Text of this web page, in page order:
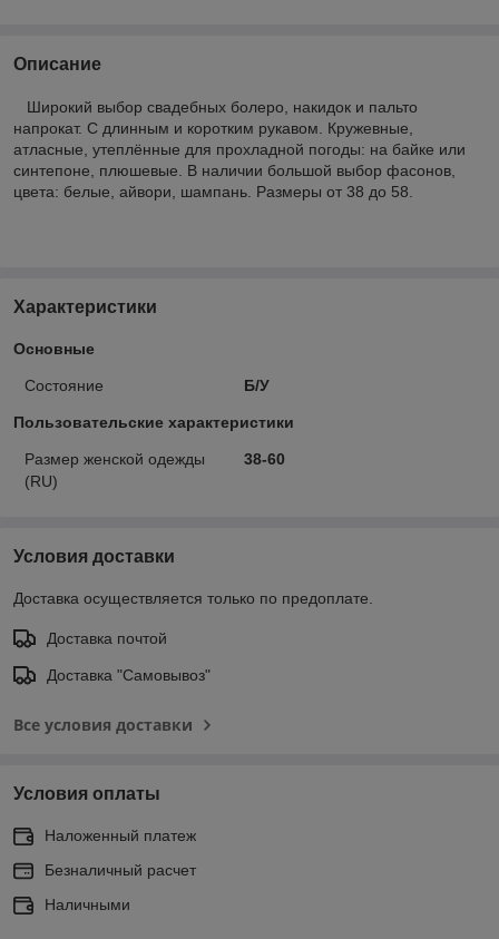
Описание
Широкий выбор свадебных болеро, накидок и пальто
напрокат. С длинным и коротким рукавом. Кружевные,
атласные, утеплённые для прохладной погоды: на байке или
синтепоне, плюшевые. В наличии большой выбор фасонов,
цвета: белые, айвори, шампань. Размеры от 38 до 58.
Характеристики
Основные
Состояние Б/У
Пользовательские характеристики
Размер женской одежды
(RU)
38-60
Условия доставки
Доставка осуществляется только по предоплате.
Доставка почтой
Доставка "Самовывоз"
Все условия доставки
Условия оплаты
Наложенный платеж
Безналичный расчет
Наличными